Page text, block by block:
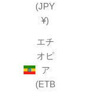
(JPY
¥)
エチ
オピ
ア
(ETB